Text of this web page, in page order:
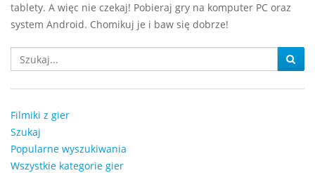
tablety. A więc nie czekaj! Pobieraj gry na komputer PC oraz
system Android. Chomikuj je i baw się dobrze!
Filmiki z gier
Szukaj
Popularne wyszukiwania
Wszystkie kategorie gier